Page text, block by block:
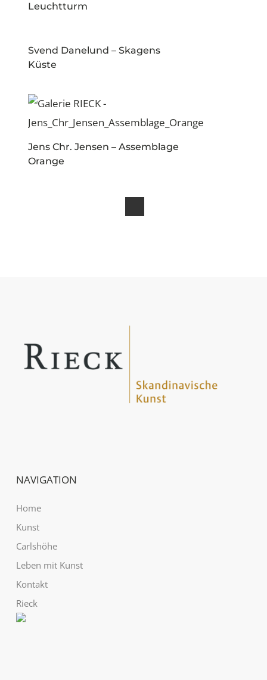
Leuchtturm
Svend Danelund – Skagens
Küste
Jens Chr. Jensen – Assemblage
Orange
NAVIGATION
Home
Kunst
Carlshöhe
Leben mit Kunst
Kontakt
Rieck